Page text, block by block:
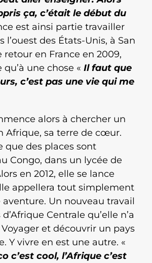
ça, c’était le début du
est ainsi partie travailler
l’ouest des États-Unis, à San
retour en France en 2009,
une chose « Il faut que
c’est pas une vie qui me
alors à chercher un
Afrique, sa terre de cœur.
que des places sont
Congo, dans un lycée de
en 2012, elle se lance
appellera tout simplement
Un nouveau travail
Centrale qu’elle n’a
et découvrir un pays
Y vivre en est une autre. «
c’est cool, l’Afrique c’est